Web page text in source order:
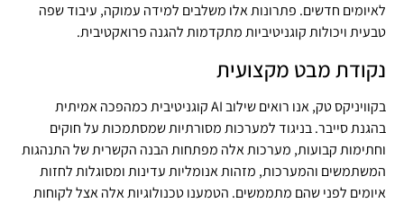
לאיומים חדשים. פתרונות אלו משלבים למידה עמוקה, עיבוד שפה
טבעית ויכולות קוגניטיביות מתקדמות להגנה פרואקטיבית.
נקודת מבט מקצועית
בקוויניקס טק, אנו רואים שילוב AI קוגניטיבית כמהפכה אמיתית
בהגנת סייבר. בניגוד למערכות מסורתיות שמסתמכות על חוקים
וחתימות קבועות, מערכות אלה מפתחות הבנה הקשרית של התנהגות
המשתמשים והמערכות, מזהות אנומליות עדינות ומסוגלות לחזות
איומים לפני שהם מתממשים. הטמענו טכנולוגיות אלה אצל לקוחות